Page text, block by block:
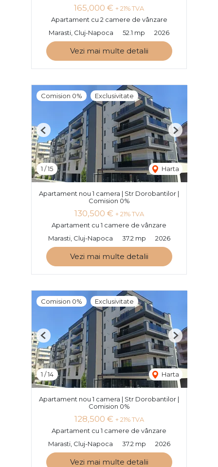
165,000 € + 21% TVA
Apartament cu 2 camere de vânzare
Marasti, Cluj-Napoca
52.1 mp 2026
Vezi mai multe detalii
Comision 0% Exclusivitate
1 /15 Harta
Previous Next
Apartament nou 1 camera | Str Dorobantilor |
Comision 0%
130,500 € + 21% TVA
Apartament cu 1 camere de vânzare
Marasti, Cluj-Napoca
37.2 mp 2026
Vezi mai multe detalii
Comision 0% Exclusivitate
1 /14 Harta
Previous Next
Apartament nou 1 camera | Str Dorobantilor |
Comision 0%
128,500 € + 21% TVA
Apartament cu 1 camere de vânzare
Marasti, Cluj-Napoca
37.2 mp 2026
Vezi mai multe detalii